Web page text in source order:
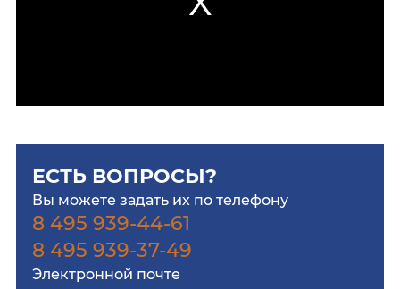
ЕСТЬ ВОПРОСЫ?
Вы можете задать их по телефону
8 495 939-44-61
8 495 939-37-49
Электронной почте